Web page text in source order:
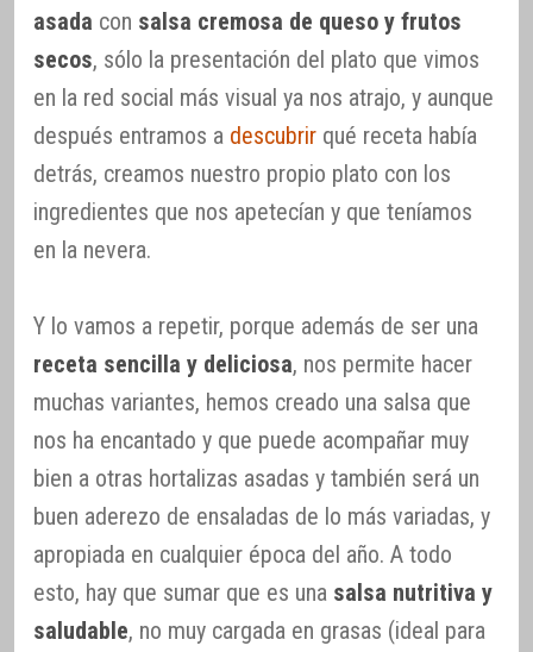
asada con salsa cremosa de queso y frutos
secos, sólo la presentación del plato que vimos
en la red social más visual ya nos atrajo, y aunque
después entramos a descubrir qué receta había
detrás, creamos nuestro propio plato con los
ingredientes que nos apetecían y que teníamos
en la nevera.
Y lo vamos a repetir, porque además de ser una
receta sencilla y deliciosa, nos permite hacer
muchas variantes, hemos creado una salsa que
nos ha encantado y que puede acompañar muy
bien a otras hortalizas asadas y también será un
buen aderezo de ensaladas de lo más variadas, y
apropiada en cualquier época del año. A todo
esto, hay que sumar que es una salsa nutritiva y
saludable, no muy cargada en grasas (ideal para